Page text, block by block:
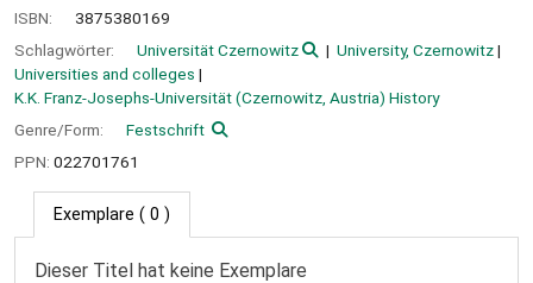
ISBN:
3875380169
Schlagwörter:
Universität Czernowitz
University, Czernowitz
Universities and colleges
K.K. Franz-Josephs-Universität (Czernowitz, Austria) History
Genre/Form:
Festschrift
PPN: 022701761
Exemplare ( 0 )
Dieser Titel hat keine Exemplare